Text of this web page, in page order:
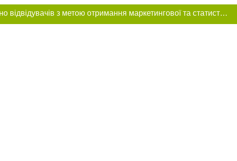
Цей сайт використовує «cookies». Також веб-сайт використовує інтернет-сервіс для збору технічних даних стосовно відвідувачів з метою отримання маркетингової та статистичної інформації. Умови обробки даних відвідувачів сайту див.